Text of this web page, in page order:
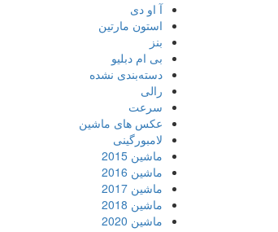
آ او دی
استون مارتین
بنز
بی ام دبلیو
دسته‌بندی نشده
رالی
سرعت
عکس های ماشین
لامبورگینی
ماشین 2015
ماشین 2016
ماشین 2017
ماشین 2018
ماشین 2020